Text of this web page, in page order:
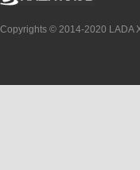
Copyrights © 2014-2020 LADA